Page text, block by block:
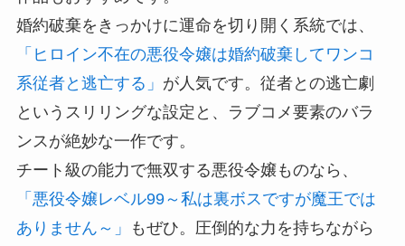
婚約破棄をきっかけに運命を切り開く系統では、
「ヒロイン不在の悪役令嬢は婚約破棄してワンコ
系従者と逃亡する」 が人気です。従者との逃亡劇
というスリリングな設定と、ラブコメ要素のバラ
ンスが絶妙な一作です。
チート級の能力で無双する悪役令嬢ものなら、
「悪役令嬢レベル99～私は裏ボスですが魔王では
ありません～」
もぜひ。圧倒的な力を持ちながら